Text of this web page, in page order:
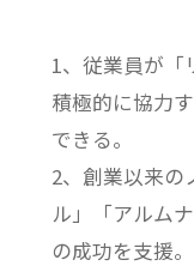
1、従業員が「
積極的に協力
できる。
2、創業以来の
ル」「アルム
の成功を支援。